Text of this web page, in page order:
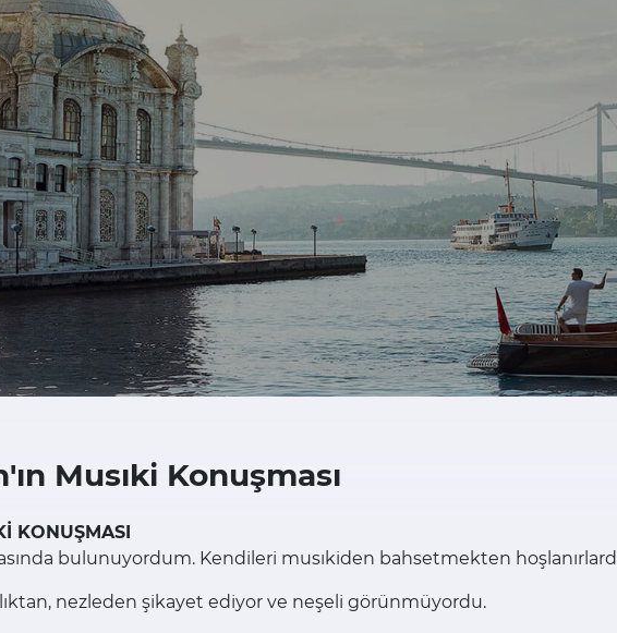
Musıki Konuşması
KONUŞMASI
bulunuyordum. Kendileri musıkiden bahsetmekten
nezleden şikayet ediyor ve neşeli görünmüyordu.